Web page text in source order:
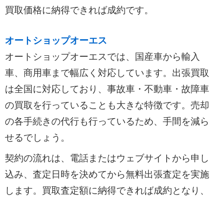
買取価格に納得できれば成約です。
オートショップオーエス
オートショップオーエスでは、国産車から輸入
車、商用車まで幅広く対応しています。出張買取
は全国に対応しており、事故車・不動車・故障車
の買取を行っていることも大きな特徴です。売却
の各手続きの代行も行っているため、手間を減ら
せるでしょう。
契約の流れは、電話またはウェブサイトから申し
込み、査定日時を決めてから無料出張査定を実施
します。買取査定額に納得できれば成約となり、